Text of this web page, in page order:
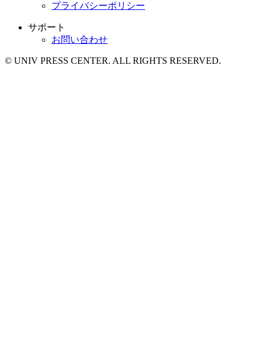
プライバシーポリシー
サポート
お問い合わせ
© UNIV PRESS CENTER. ALL RIGHTS RESERVED.